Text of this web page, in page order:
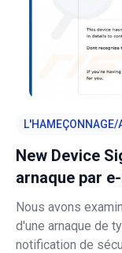
L'HAMEÇONNAGE/
New Device
arnaque par
Nous avons
d'une arnaque de
notification de